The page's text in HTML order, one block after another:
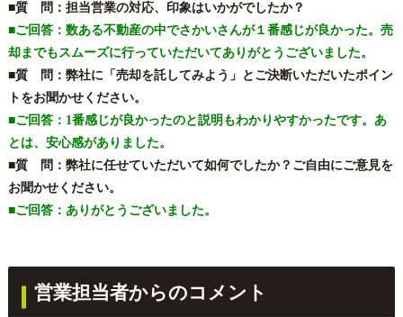
■質 問： 担当営業の対応、印象はいかがでしたか？
■ご回答： 数ある不動産の中でさかいさんが１番感じが良かった。売
却までもスムーズに行っていただいてありがとうございました。
■質 問： 弊社に「売却を託してみよう」とご決断いただいたポイン
トをお聞かせください。
■ご回答： 1番感じが良かったのと説明もわかりやすかったです。あ
とは、安心感がありました。
■質 問： 弊社に任せていただいて如何でしたか？ご自由にご意見を
お聞かせください。
■ご回答： ありがとうございました。
営業担当者からのコメント